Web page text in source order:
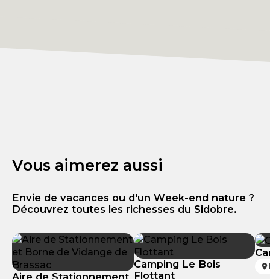
Vous aimerez aussi
Envie de vacances ou d'un Week-end nature ?
Découvrez toutes les richesses du Sidobre.
Camping Le Bois
Flottant